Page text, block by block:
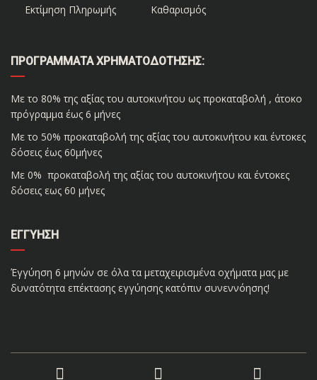
Εκτίμηση Πληρωμής Καθαρισμός
ΠΡΟΓΡΆΜΜΑΤΑ ΧΡΗΜΑΤΟΔΌΤΗΣΗΣ:
Με το 80% της αξίας του αυτοκινήτου ως προκαταβολή , άτοκο
πρόγραμμα έως 6 μήνες
Με το 50% προκαταβολή της αξίας του αυτοκινήτου και έντοκες
δόσεις έως 60μήνες
Με 0% προκαταβολή της αξίας του αυτοκινήτου και έντοκες
δόσεις εως 60 μήνες
ΕΓΓΎΗΣΗ
Έγγύηση 6 μηνών σε όλα τα μεταχειρισμένα οχήματα μας με
δυνατότητα επέκτασης εγγύησης κατόπιν συνεννόησης!